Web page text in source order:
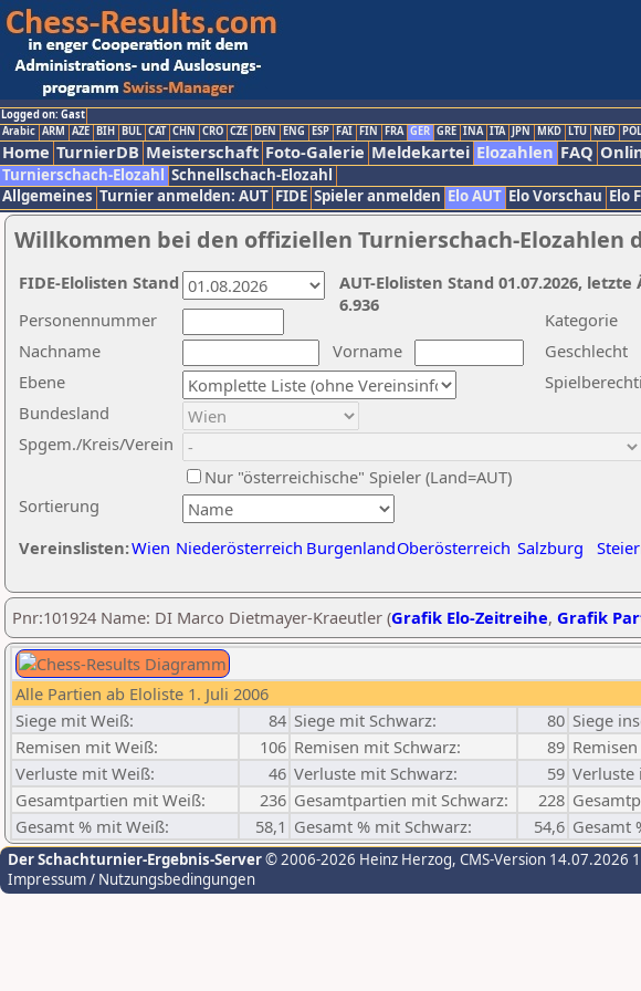
Logged on: Gast
Arabic ARM AZE BIH BUL CAT CHN CRO CZE DEN ENG ESP FAI FIN FRA GER GRE INA ITA JPN MKD LTU NED POL
Home TurnierDB Meisterschaft Foto-Galerie Meldekartei Elozahlen FAQ
Turnierschach-Elozahl Schnellschach-Elozahl
Allgemeines Turnier anmelden: AUT FIDE Spieler anmelden Elo AUT Elo Vorschau Elo
Willkommen bei den offiziellen Turnierschach-Elozahlen
Nachname
Vorname
Ebene
Kategorie
Sortierung
Personennummer
Bundesland
Spgem./Kreis/Verein
Geschlecht
Nur "österreichische" Spieler (Land=AUT)
Vereinslisten:Wien Niederösterreich BurgenlandOberösterreich Salzburg
AUT-Elolisten Stand 01.07.2026,
6.936
FIDE-Elolisten Stand
Pnr:101924 Name: DI Marco Dietmayer-Kraeutler (Grafik Elo-Zeitreihe, Grafik
Alle Partien ab Eloliste 1. Juli 2006
Siege mit Weiß:
84 Siege mit Schwarz: 80 Siege
Remisen mit Weiß:
106 Remisen mit Schwarz: 89
Verluste mit Weiß:
46 Verluste mit Schwarz: 59 Verluste
Gesamtpartien mit Weiß:
236 Gesamtpartien mit Schwarz: 228
Gesamt % mit Weiß:
58,1 Gesamt % mit Schwarz: 54,6 Gesamt
Der Schachturnier-Ergebnis-Server© 2006-2026 Heinz Herzog, CMS-Version 14.07.2026
Impressum / Nutzungsbedingungen